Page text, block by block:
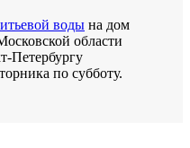
воды на дом
области
Петербургу
по субботу.